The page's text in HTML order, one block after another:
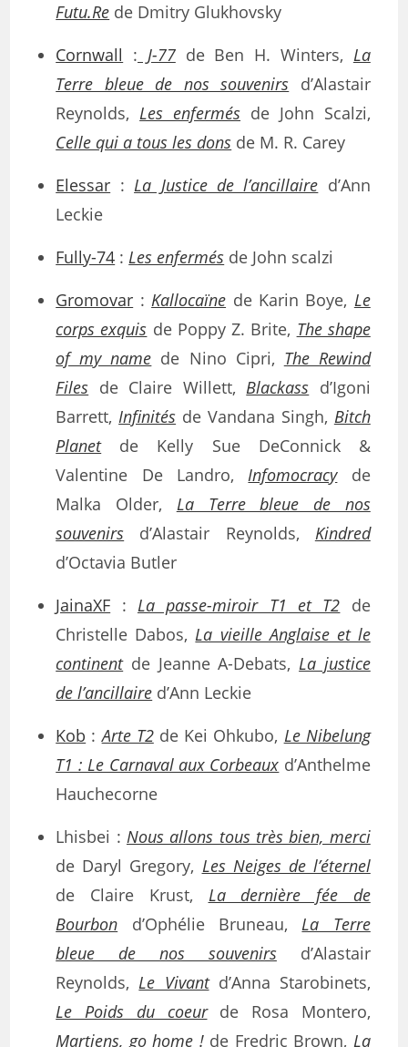
Futu.Re de Dmitry Glukhovsky
Cornwall : J-77de Ben H. Winters, La
Terre bleue de nos souvenirs d’Alastair
Reynolds,Les enfermés de John Scalzi,
Celle qui a tous les dons de M. R. Carey
Elessar :La Justice de l’ancillaire d’Ann
Leckie
Fully-74 :Les enfermés de John scalzi
Gromovar :Kallocaïne de Karin Boye, Le
corps exquis de Poppy Z. Brite, The shape
of my name de Nino Cipri, The Rewind
Files de Claire Willett,Blackass d’Igoni
Barrett,Infinités de Vandana Singh, Bitch
Planetde Kelly Sue DeConnick &
Valentine De Landro,Infomocracyde
Malka Older, La Terre bleue de nos
souvenirs d’Alastair Reynolds, Kindred
d’Octavia Butler
JainaXF : La passe-miroir T1 et T2 de
Christelle Dabos,La vieille Anglaise et le
continentde Jeanne A-Debats,La justice
de l’ancillaire d’Ann Leckie
Kob :Arte T2de Kei Ohkubo, Le Nibelung
T1 : Le Carnaval aux Corbeaux d’Anthelme
Hauchecorne
Lhisbei : Nous allons tous très bien, merci
de Daryl Gregory, Les Neiges de l’éternel
de Claire Krust, La dernière fée de
Bourbon d’Ophélie Bruneau,La Terre
bleue de nos souvenirsd’Alastair
Reynolds,Le Vivantd’Anna Starobinets,
Le Poids du coeurde Rosa Montero,
Martiens, go home !de Fredric Brown, La